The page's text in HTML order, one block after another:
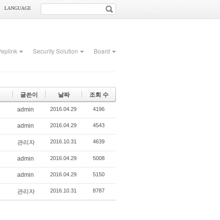
LANGUAGE
Security Solution Board
글쓴이 날짜 조회 수
admin 2016.04.29 4196
admin 2016.04.29 4543
관리자 2016.10.31 4639
admin 2016.04.29 5008
admin 2016.04.29 5150
관리자 2016.10.31 8787